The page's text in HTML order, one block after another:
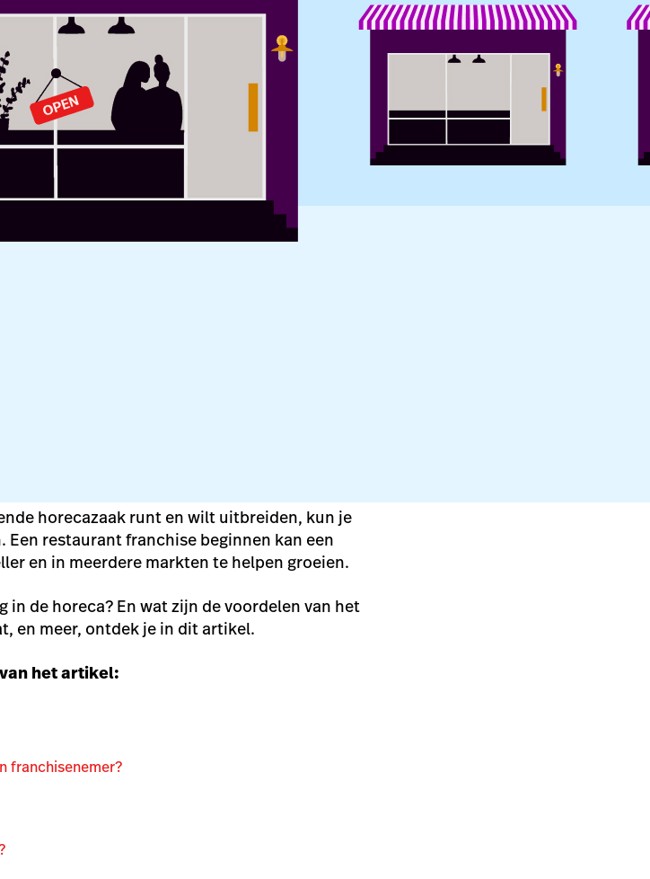
horecazaak runt en wilt uitbreiden, kun je
restaurant franchise beginnen kan een
en in meerdere markten te helpen groeien.
in de horeca? En wat zijn de voordelen van het
en meer, ontdek je in dit artikel.
het artikel:
franchisenemer?